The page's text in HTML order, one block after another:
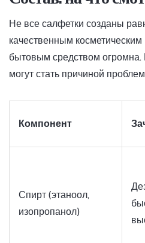
Не все салфетки созданы
качественным
бытовым средством
могут стать причиной
Компонент
Спирт (этаноол,
изопропанол)